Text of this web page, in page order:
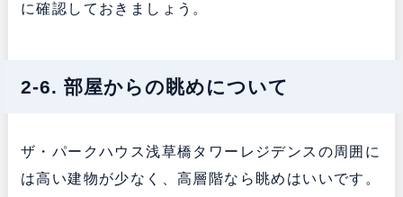
に確認しておきましょう。
2-6. 部屋からの眺めについて
ザ・パークハウス浅草橋タワーレジデンスの周囲に
は高い建物が少なく、高層階なら眺めはいいです。